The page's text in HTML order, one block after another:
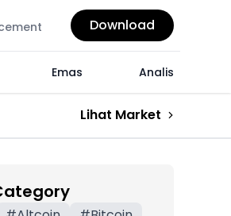
Download
Emas Analis
Lihat Market